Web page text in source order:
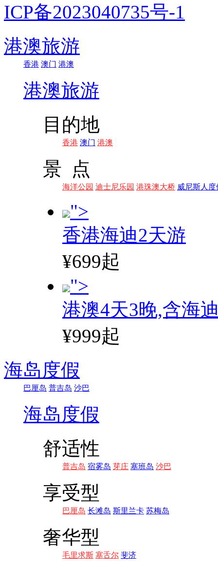
ICP备2023040735号-1
港澳旅游
香港 澳门 港澳
港澳旅游
目的地
香港 澳门 港澳
景 点
海洋公园 迪士尼乐园 港珠澳大桥 威尼斯人度
">
香港海迪2天游
¥699起
">
港澳4天3晚,含海
¥999起
海岛度假
巴厘岛 普吉岛 沙巴
海岛度假
舒适性
普吉岛 宿雾岛 芽庄 塞班岛 沙巴
享受型
巴厘岛 长滩岛 斯里兰卡 苏梅岛
奢华型
毛里求斯 塞舌尔 斐济